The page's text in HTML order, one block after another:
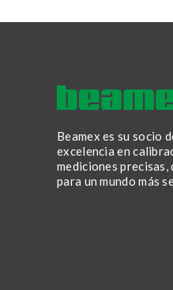
Beamex es su socio
excelencia en
mediciones
para un mundo más